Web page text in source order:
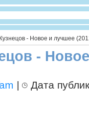
- Новое и лучшее
-
|
Дата